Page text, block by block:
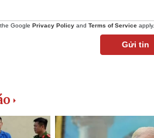
Google Privacy Policy and Terms of Service apply.
Gửi tin